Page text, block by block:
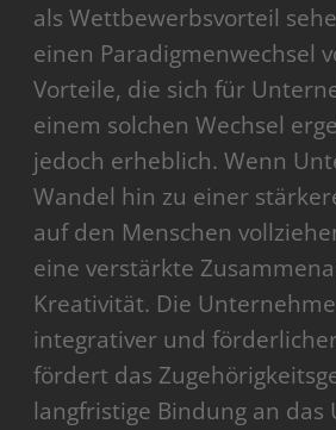
als Wettbewerbsvorteil
einen Paradigmenwechsel
Vorteile, die sich für
einem solchen Wechsel
jedoch erheblich. Wenn
Wandel hin zu einer
auf den Menschen
eine verstärkte
Kreativität. Die
integrativer und
fördert das
langfristige Bindung an das